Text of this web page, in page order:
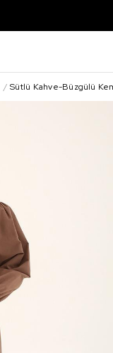
Sütlü Kahve-Büzgülü